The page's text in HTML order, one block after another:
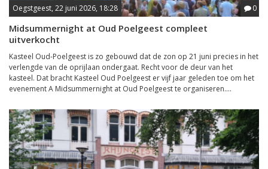
Oegstgeest, 22 juni 2026, 18:28 0
Midsummernight at Oud Poelgeest compleet
uitverkocht
Kasteel Oud-Poelgeest is zo gebouwd dat de zon op 21 juni precies in het
verlengde van de oprijlaan ondergaat. Recht voor de deur van het
kasteel. Dat bracht Kasteel Oud Poelgeest er vijf jaar geleden toe om het
evenement A Midsummernight at Oud Poelgeest te organiseren....